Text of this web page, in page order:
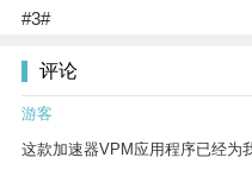
#3#
评论
游客
这款加速器VPM应用程序已经为